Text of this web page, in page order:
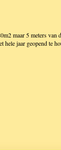
maar 5 meters van
hele jaar geopend te